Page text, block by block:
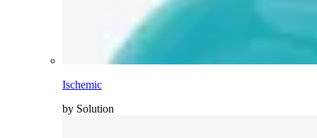
Ischemic
by Solution